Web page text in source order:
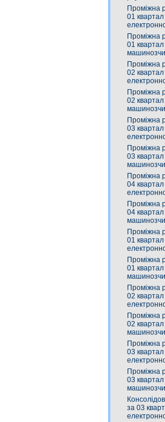
Проміжна
01
Проміжна
01
Проміжна
02
Проміжна
02
Проміжна
03
Проміжна
03
Проміжна
04
Проміжна
04
Проміжна
01
Проміжна
01
Проміжна
02
Проміжна
02
Проміжна
03
Проміжна
03
за 03